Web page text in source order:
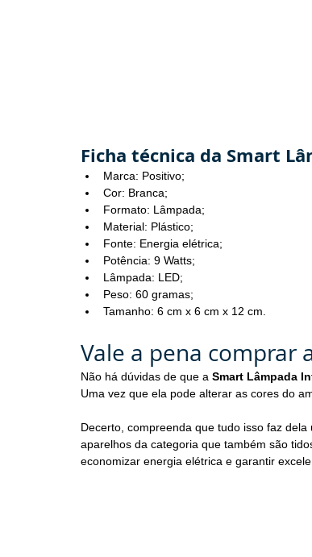
Ficha técnica da Smart
Marca: Positivo;
Cor: Branca;
Formato: Lâmpada;
Material: Plástico;
Fonte: Energia elétrica;
Potência: 9 Watts;
Lâmpada: LED;
Peso: 60 gramas;
Tamanho: 6 cm x 6 cm x 12 cm.
Vale a pena comprar
Não há dúvidas de que a Smart Lâmpada
Uma vez que ela pode alterar as cores do
Decerto, compreenda que tudo isso faz
aparelhos da categoria que também são
economizar energia elétrica e garantir